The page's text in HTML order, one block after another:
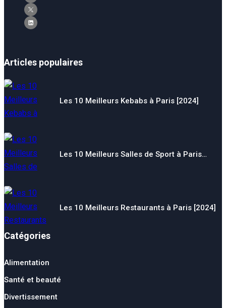
Articles populaires
Les 10 Meilleurs Kebabs à Paris [2024]
Les 10 Meilleurs Salles de Sport à Paris…
Les 10 Meilleurs Restaurants à Paris [2024]
Catégories
Alimentation
Santé et beauté
Divertissement